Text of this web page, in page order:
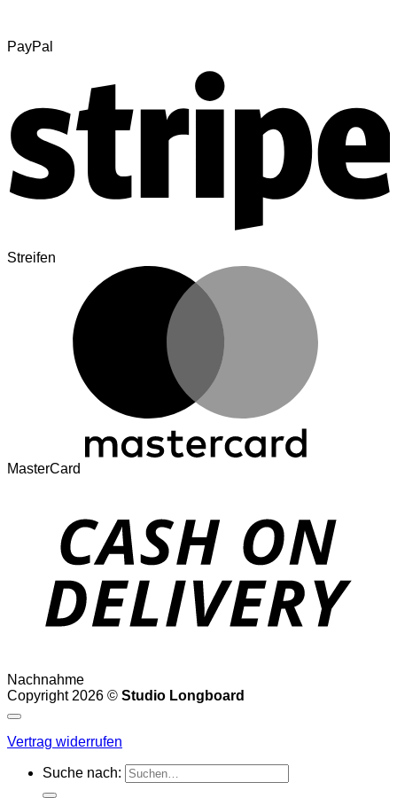
PayPal
Streifen
MasterCard
Nachnahme
Copyright 2026 © Studio Longboard
Vertrag widerrufen
Suche nach: